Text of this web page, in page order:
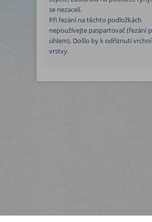
se nezacelí.
Při řezání na těchto podložkách
nepoužívejte paspartovač (řezání
úhlem). Došlo by k odříznutí
vrstvy.